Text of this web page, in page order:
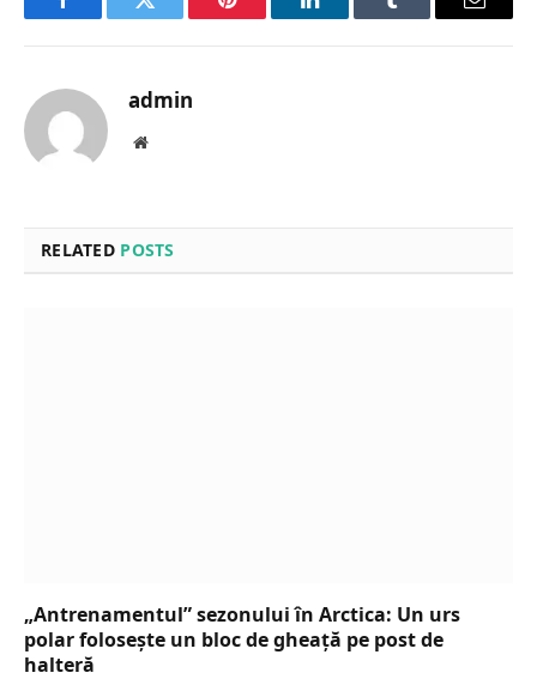
FacebookTwitter Pinterest LinkedInTumblr Email
admin
Website
RELATED POSTS
„Antrenamentul” sezonului în Arctica: Un urs
polar folosește un bloc de gheață pe post de
halteră